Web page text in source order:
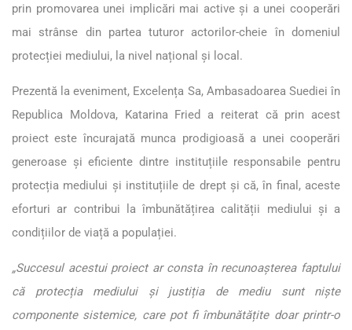
prin promovarea unei implicări mai active și a unei cooperări
mai strânse din partea tuturor actorilor-cheie în domeniul
protecției mediului, la nivel național și local.
Prezentă la eveniment, Excelența Sa, Ambasadoarea Suediei în
Republica Moldova, Katarina Fried a reiterat că prin acest
proiect este încurajată munca prodigioasă a unei cooperări
generoase și eficiente dintre instituțiile responsabile pentru
protecția mediului și instituțiile de drept și că, în final, aceste
eforturi ar contribui la îmbunătățirea calității mediului și a
condițiilor de viață a populației.
„Succesul acestui proiect ar consta în recunoașterea faptului
că protecția mediului și justiția de mediu sunt niște
componente sistemice, care pot fi îmbunătățite doar printr-o